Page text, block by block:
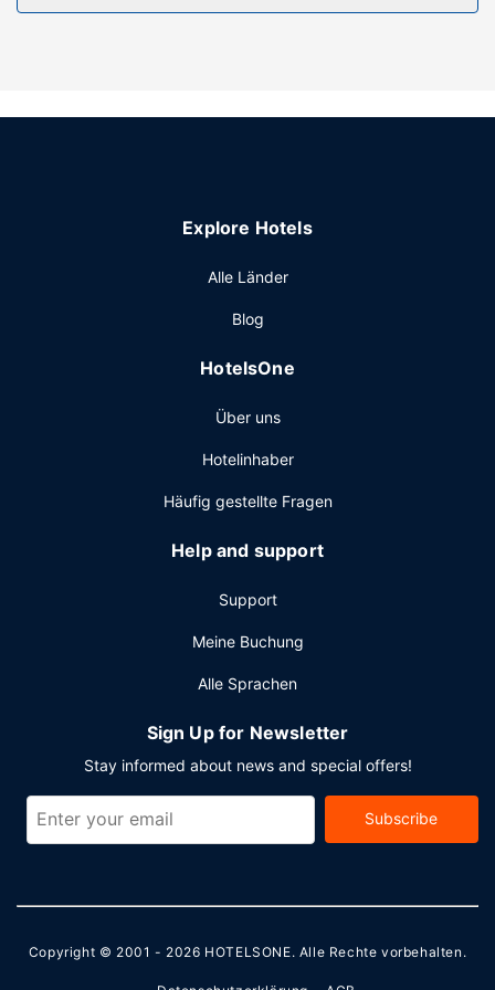
Das Freizeitangebot ist groß. Dazu gehören: Tennisplätze
und nutz den Zimmerservice. Ein inbegriffenes
du eine Veranstaltung in Seguin planst, ist dieses Resort
Quadratmeter) großen Veranstaltungsräumlichkeiten
Ort gibt es Folgendes: Parken ohne Service (kostenlos).
Explore Hotels
Alle Länder
Blog
HotelsOne
Über uns
Hotelinhaber
Häufig gestellte Fragen
Help and support
Support
Meine Buchung
Alle Sprachen
Sign Up for Newsletter
Stay informed about news and special offers!
Subscribe
Copyright © 2001 - 2026 HOTELSONE. Alle Rechte vorbehalten.